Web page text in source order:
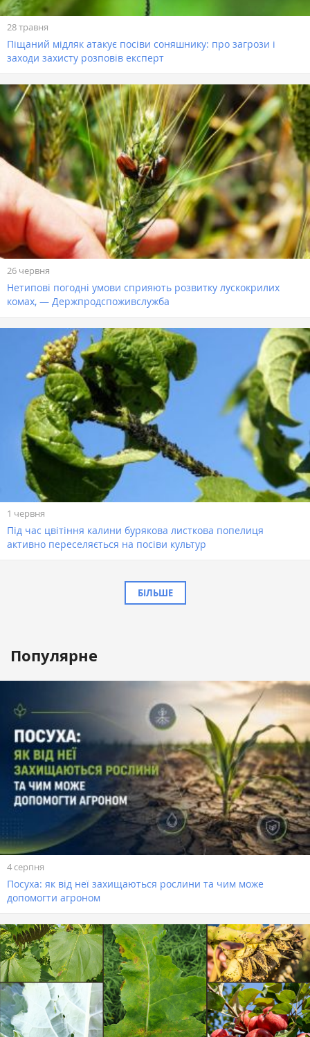
28 травня
Піщаний мідляк атакує посіви соняшнику: про загрози і
заходи захисту розповів експерт
26 червня
Нетипові погодні умови сприяють розвитку лускокрилих
комах, — Держпродспоживслужба
1 червня
Під час цвітіння калини бурякова листкова попелиця
активно переселяється на посіви культур
БІЛЬШЕ
Популярне
4 серпня
Посуха: як від неї захищаються рослини та чим може
допомогти агроном